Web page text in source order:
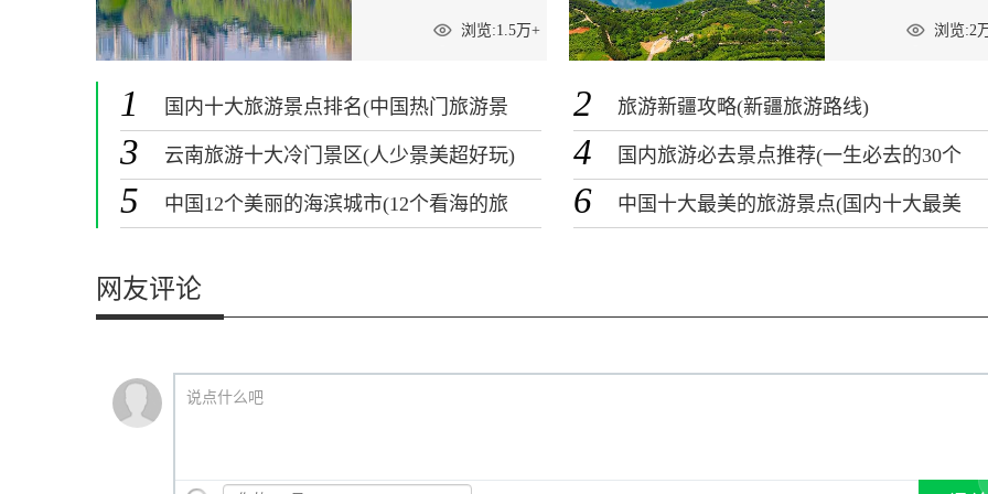
浏览:1.5万+ 浏览:2
1
国内十大旅游景点排名(中国热门旅游景
点排行榜)
2 旅游新疆攻略(新疆旅游路线)
3 云南旅游十大冷门景区(人少景美超好玩) 4
国内旅游必去景点推荐(一生必去的30个
旅行地)
5
中国12个美丽的海滨城市(12个看海的旅
游景点)
6
中国十大最美的旅游景点(国内十大最美
的自然景区)
网友评论
说点什么吧